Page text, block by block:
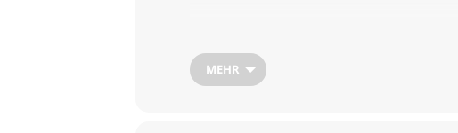
Freude daran haben, ist es wichtig einige
entscheidend wie möglichst digitalisierte
MEHR